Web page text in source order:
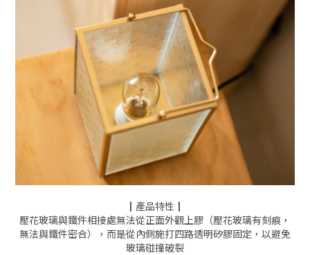
┃產品特性┃
壓花玻璃與鐵件相接處無法從正面外觀上膠（壓花玻璃有刻痕，
無法與鐵件密合），而是從內側施打四路透明矽膠固定，以避免
玻璃碰撞破裂